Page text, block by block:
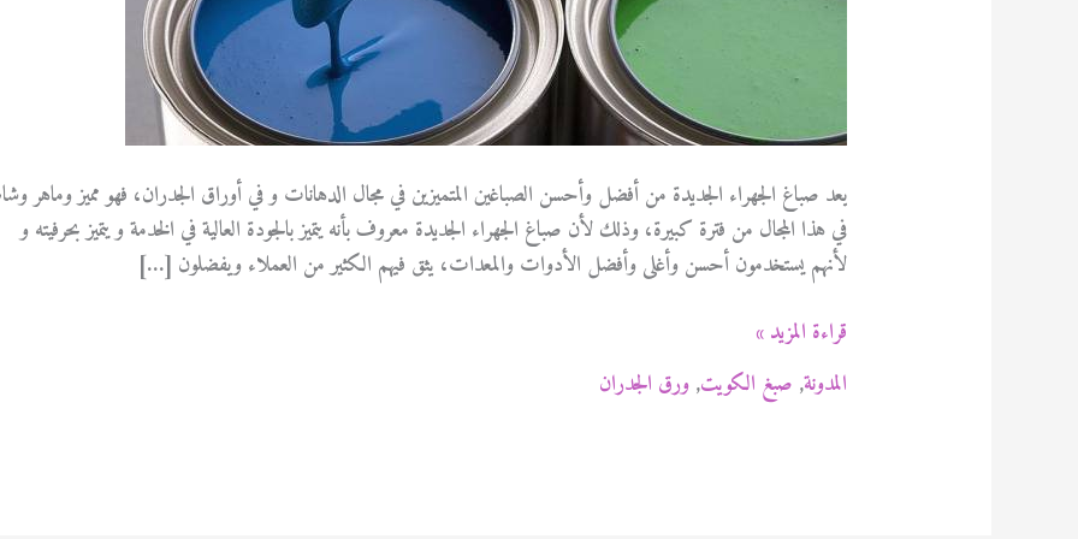
يعد صباغ الجهراء الجديدة من أفضل وأحسن الصباغين المتميزين في مجال الدهانات و في أوراق الجدران، فهو مميز وماهر
في هذا المجال من فترة كبيرة، وذلك لأن صباغ الجهراء الجديدة معروف بأنه يتميز بالجودة العالية في الخدمة و يتميز بحرفيته و
لأنهم يستخدمون أحسن وأغلى وأفضل الأدوات والمعدات، يثق فيهم الكثير من العملاء ويفضلون […]
صباغ
الجهراء
الجديدة
قراءة المزيد »
المدونة, صبغ الكويت,ورق الجدران